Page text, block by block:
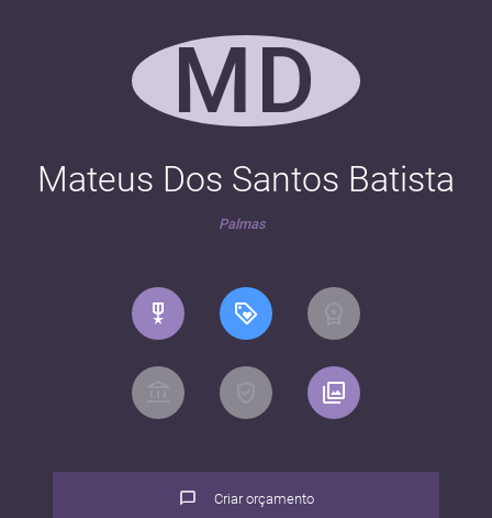
MD
Mateus Dos Santos Batista
Palmas
Criar orçamento